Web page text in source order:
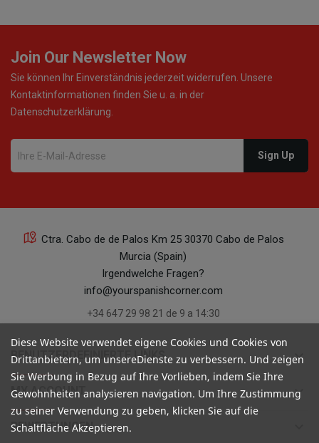
Join Our Newsletter Now
Sie können Ihr Einverständnis jederzeit widerrufen. Unsere
Kontaktinformationen finden Sie u. a. in der
Datenschutzerklärung.
Ctra. Cabo de de Palos Km 25 30370 Cabo de Palos
Murcia (Spain)
Irgendwelche Fragen?
info@yourspanishcorner.com
+34 647 29 98 21 de 9 a 14:30
BENUTZERDEFINIERTE LINKS keyboard_arrow_down
MY ACCOUNT keyboard_arrow_down
BEWERTUNGEN
Diese Website verwendet eigene Cookies und Cookies von
Drittanbietern, um unsereDienste zu verbessern. Und zeigen
Sie Werbung in Bezug auf Ihre Vorlieben, indem Sie Ihre
Gewohnheiten analysieren navigation. Um Ihre Zustimmung
zu seiner Verwendung zu geben, klicken Sie auf die
Schaltfläche Akzeptieren.